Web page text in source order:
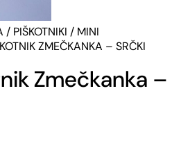
/ PIŠKOTNIKI / MINI
ZMEČKANKA – SRČKI
Zmečkanka –